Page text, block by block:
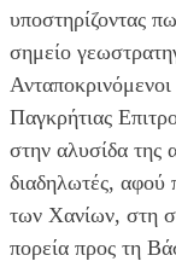
υποστηρίζοντας
σημείο
Παγκρήτιας
στην αλυσίδα της
διαδηλωτές, αφού
των Χανίων, στη
πορεία προς τη